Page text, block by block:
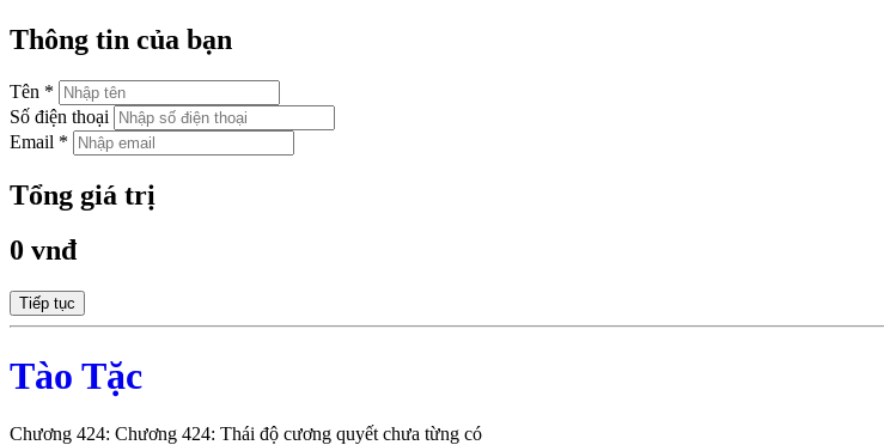
Thông tin của bạn
Tên *
Số điện thoại
Email *
Tổng giá trị
0 vnđ
Tiếp tục
Tào Tặc
Chương 424: Chương 424: Thái độ cương quyết chưa từng có